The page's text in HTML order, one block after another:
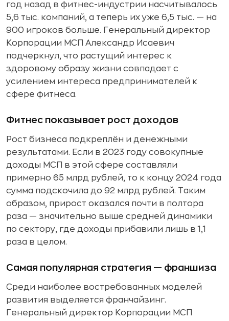
год назад в фитнес-индустрии насчитывалось
5,6 тыс. компаний, а теперь их уже 6,5 тыс. — на
900 игроков больше. Генеральный директор
Корпорации МСП Александр Исаевич
подчеркнул, что растущий интерес к
здоровому образу жизни совпадает с
усилением интереса предпринимателей к
сфере фитнеса.
Фитнес показывает рост доходов
Рост бизнеса подкреплён и денежными
результатами. Если в 2023 году совокупные
доходы МСП в этой сфере составляли
примерно 65 млрд рублей, то к концу 2024 года
сумма подскочила до 92 млрд рублей. Таким
образом, прирост оказался почти в полтора
раза — значительно выше средней динамики
по сектору, где доходы прибавили лишь в 1,1
раза в целом.
Самая популярная стратегия — франшиза
Среди наиболее востребованных моделей
развития выделяется франчайзинг.
Генеральный директор Корпорации МСП